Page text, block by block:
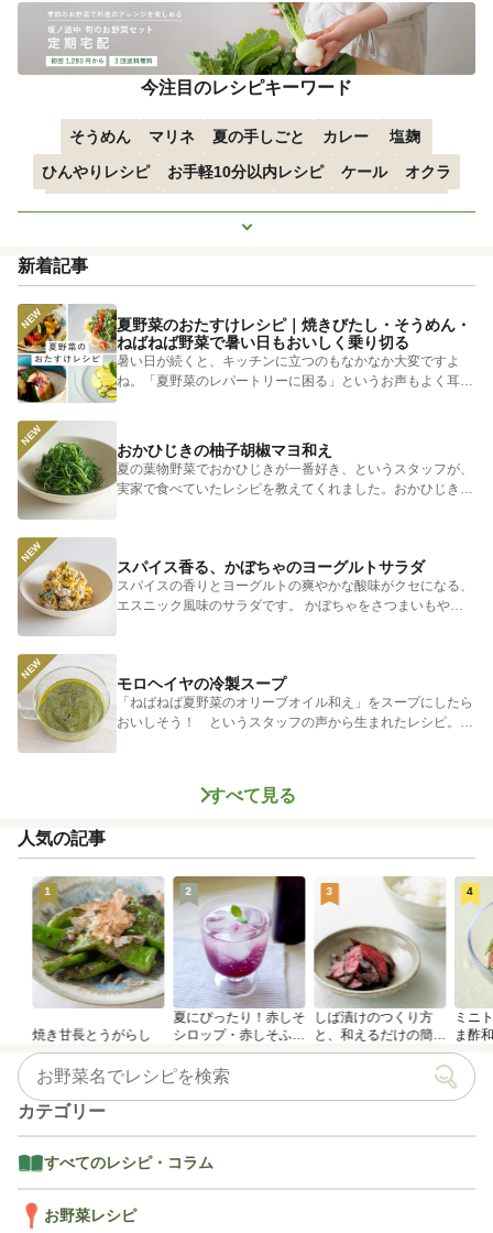
今注目のレシピキーワード
そうめん マリネ 夏の手しごと カレー
塩麹
ひんやりレシピ
お手軽10分以内レシピ ケール
オクラ
空心菜
枝豆 すずかぼちゃ つるむらさき
トマト
もっと見る
新着記事
夏野菜のおたすけレシピ｜焼きびたし・そうめん・
ねばねば野菜で暑い日もおいしく乗り切る
暑い日が続くと、キッチンに立つのもなかなか大変ですよ
ね。「夏野菜のレパートリーに困る」というお声もよく耳に
します。 そ...
おかひじきの柚子胡椒マヨ和え
夏の葉物野菜でおかひじきが一番好き、というスタッフが、
実家で食べていたレシピを教えてくれました。おかひじきの
スパイス香る、かぼちゃのヨーグルトサラダ
スパイスの香りとヨーグルトの爽やかな酸味がクセになる、
エスニック風味のサラダです。 かぼちゃをさつまいもやじ
モロヘイヤの冷製スープ
「ねばねば夏野菜のオリーブオイル和え」をスープにしたら
おいしそう！ というスタッフの声から生まれたレシピ。つ
すべて見る
人気の記事
1
焼き甘長とうがらし
2
夏にぴったり！赤しそ
シロップ・赤しそふり
かけのつくり方
3
しば漬けのつくり方
と、和えるだけの簡単
アレンジレシピ
4
ミニ
ま酢
カテゴリー
すべてのレシピ・コラム
お野菜レシピ